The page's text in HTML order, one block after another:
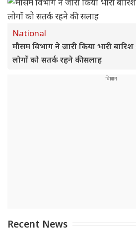
National
मौसम विभाग ने जारी किया भारी
लोगों को सतर्क रहने की सलाह
Recent News